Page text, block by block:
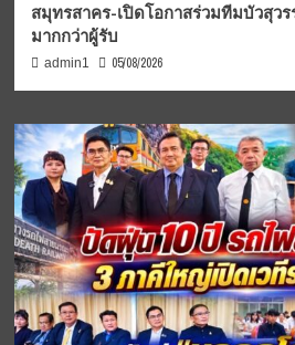
สมุทรสาคร-เปิดโอกาสร่วมทีมบัวสุว
มากกว่าผู้รับ
admin1 05/08/2026